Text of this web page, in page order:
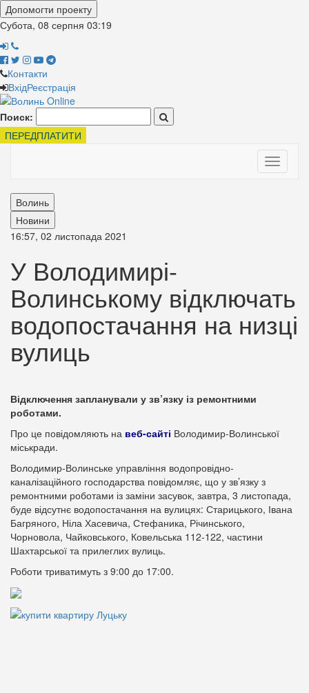
Допомогти проекту
Субота, 08 серпня 03:19
Контакти
ВхідРеєстрація
Поиск:
ПЕРЕДПЛАТИТИ
Toggle
Волинь
Новини
16:57, 02 листопада 2021
У Володимирі-
Волинському відключать
водопостачання на низці
вулиць
Відключення запланували у зв’язку із ремонтними
роботами.
Про це повідомляють на веб-сайті Володимир-Волинської
міськради.
Володимир-Волинське управління водопровідно-
каналізаційного господарства повідомляє, що у зв’язку з
ремонтними роботами із заміни засувок, завтра, 3 листопада,
буде відсутнє водопостачання на вулицях: Старицького, Івана
Багряного, Ніла Хасевича, Стефаника, Річинського,
Чорновола, Чайковського, Ковельська 112-122, частини
Шахтарської та прилеглих вулиць.
Роботи триватимуть з 9:00 до 17:00.